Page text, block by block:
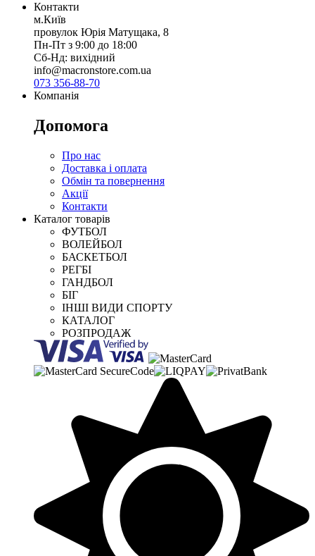
Контакти
м.Київ
провулок Юрія Матущака, 8
Пн-Пт з 9:00 до 18:00
Сб-Нд: вихідний
info@macronstore.com.ua
073 356-88-70
Компанія
Допомога
Про нас
Доставка і оплата
Обмін та повернення
Акції
Контакти
Каталог товарів
ФУТБОЛ
ВОЛЕЙБОЛ
БАСКЕТБОЛ
РЕГБІ
ГАНДБОЛ
БІГ
ІНШІ ВИДИ СПОРТУ
КАТАЛОГ
РОЗПРОДАЖ